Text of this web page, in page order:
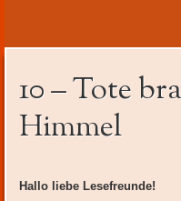
zum
10 – Tote
Himmel
Hallo liebe Lesefreunde!